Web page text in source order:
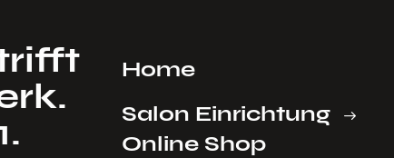
Home
Salon Einrichtung
Online Shop